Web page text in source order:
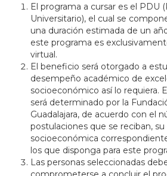
El programa a cursar es el PDU
Universitario), el cual se
una duración estimada de un
este programa es
virtual.
El beneficio será otorgado a
desempeño académico de
socioeconómico así lo requiera.
será determinado por la
Guadalajara, de acuerdo con el
postulaciones que se reciban, su
socioeconómica
los que disponga para este
Las personas seleccionadas